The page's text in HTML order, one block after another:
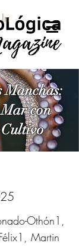
Manchas:
con
Othón1,
Martin